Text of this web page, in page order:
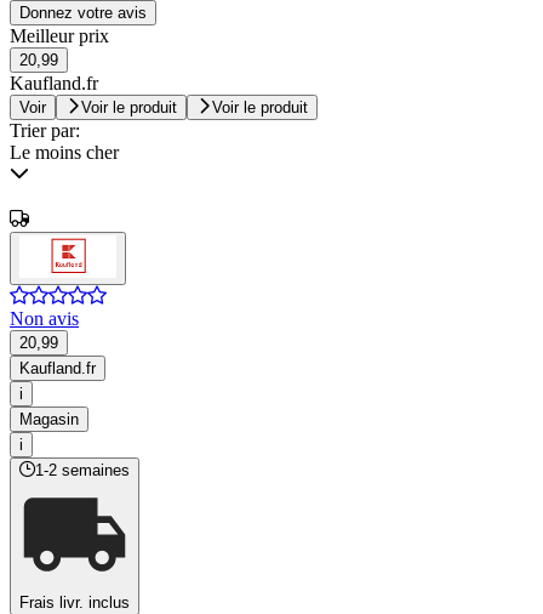
Donnez votre avis
Meilleur prix
20,99
Kaufland.fr
Voir Voir le produit Voir le produit
Trier par:
Le moins cher
Non avis
20,99
Kaufland.fr
i
Magasin
i
1-2 semaines
Frais livr. inclus